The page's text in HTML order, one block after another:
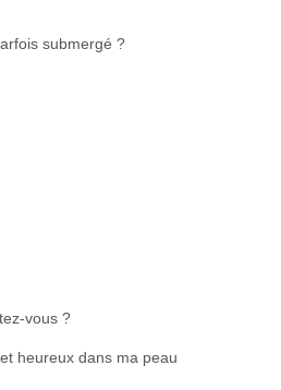
submergé ?
vous ?
heureux dans ma peau